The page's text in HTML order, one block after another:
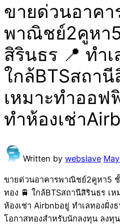
ขายด่วนอาคา
พาณิชย์2คูหา
สิรินธร 📍 ทำเ
ใกล้BTSสถานี
เหมาะทำออ
ทำห้องเช่า
Written by webslave
ขายด่วนอาคารพาณิชย์2คูหา5
ทอง 🚆 ใกล้BTSสถานีสิรินธร เ
ห้องเช่า Airbnbอยู่ ทำเลทองฝั่ง
โอกาสทองสำหรับนักลงทุน ลงทุ